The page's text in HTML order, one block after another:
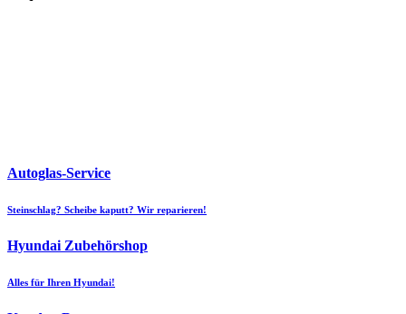
Autoglas-Service
Steinschlag? Scheibe kaputt? Wir reparieren!
Hyundai Zubehörshop
Alles für Ihren Hyundai!